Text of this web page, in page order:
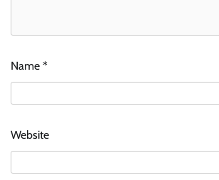
Name *
Website